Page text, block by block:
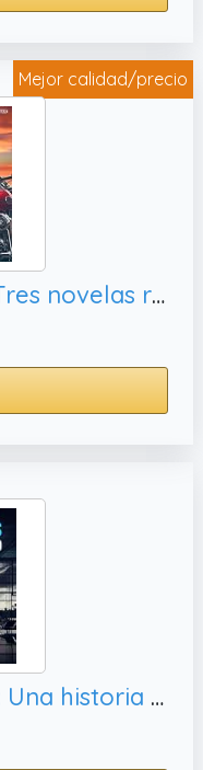
Mejor calidad/precio
Serie Moteros Vol II - Tres novelas románticas y un relato. (Lola #3, Los moteros del MidWay 1 y Momentos Especiales "Dakota & Tess")
Pasajeros con destino: Una historia inspiradora que invita a reinventarse y abrazar nuevos comienzos (Novela Romántica Contemporánea) (Viajes)